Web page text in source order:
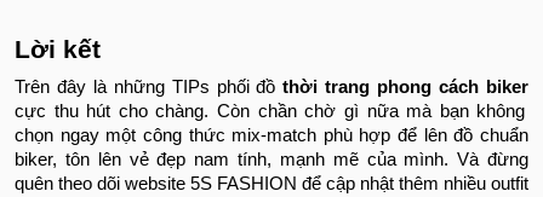
Lời kết
Trên đây là những TIPs phối đồthời trang phong cách biker
cực thu hút cho chàng. Còn chần chờ gì nữa mà bạn không
chọn ngay một công thức mix-match phù hợp để lên đồ chuẩn
biker, tôn lên vẻ đẹp nam tính, mạnh mẽ của mình. Và đừng
quên theo dõi website 5S FASHION để cập nhật thêm nhiều outfit